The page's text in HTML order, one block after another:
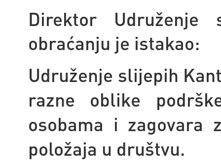
Direktor
obraćanju je istakao:
Udruženje slijepih
razne oblike
osobama i zagovara
položaja u društvu.